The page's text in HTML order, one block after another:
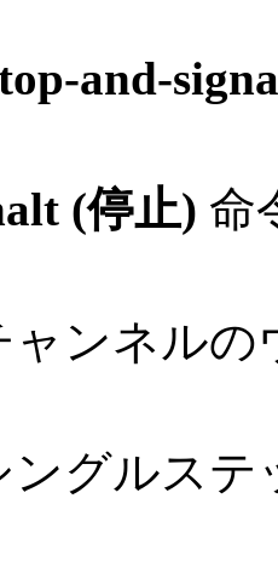
and-
(停止) 命
ャンネル
ングルス